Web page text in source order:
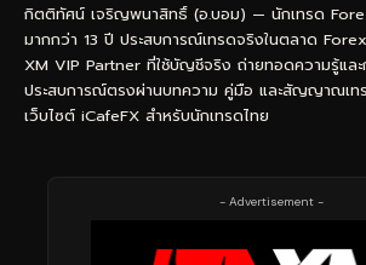
กิตติทัศน์ เจริญพนาสิทธิ์ (อ.บอม) — นักเทรด
มากกว่า 13 ปี ประสบการณ์เทรดจริงในตลาด
XM VIP Partner ที่ใช้บัญชีจริง ถ่ายทอดความรู้แล
ประสบการณ์ตรงผ่านบทความ คู่มือ และสัญญาณเท
เว็บไซต์ iCafeFX สำหรับนักเทรดไทย
- Advertisement -